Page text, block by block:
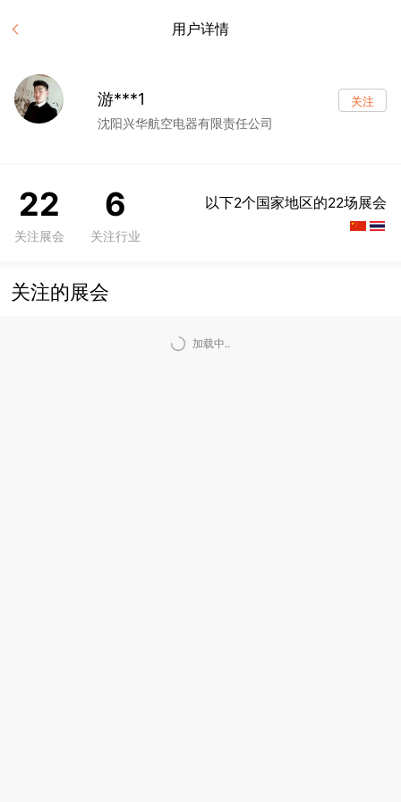
用户详情
游***1
沈阳兴华航空电器有限责任公司
关注
22
关注展会
6
关注行业
以下2个国家地区的22场展会
关注的展会
加载中..